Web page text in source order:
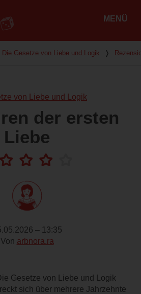
MENÜ
Die Gesetze von Liebe und Logik ❭
von Liebe und Logik
der ersten
Liebe
– 13:35
Von arbnora.ra
Gesetze von Liebe und Logik
sich über mehrere Jahrzehnte